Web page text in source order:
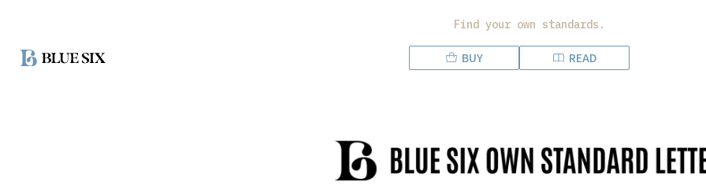
Find your own standards.
BUY READ